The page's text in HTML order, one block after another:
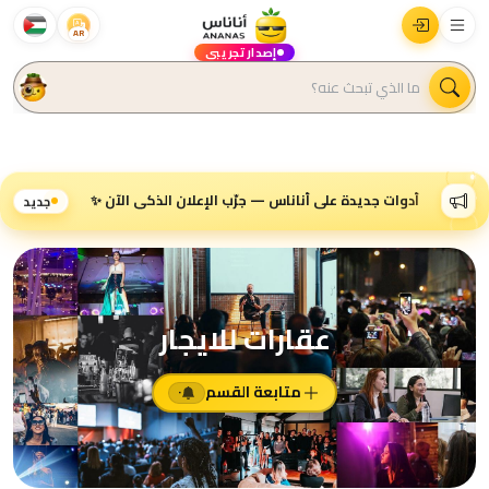
AR
إصدار تجريبي
أدوات جديدة على أناناس — جرّب الإعلان الذكي الآن ✨ جديد
عقارات للايجار
متابعة القسم ٠